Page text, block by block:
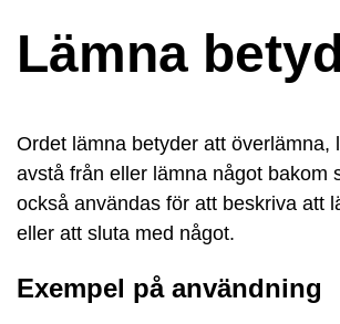
Lämna
Ordet lämna betyder att överlämna,
avstå från eller lämna något bakom
också användas för att beskriva att
eller att sluta med något.
Exempel på användning